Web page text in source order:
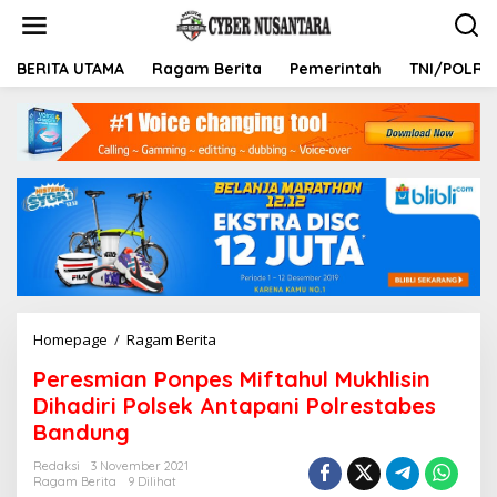
t
BERITA UTAMA Ragam Berita Pemerintah TNI/POLRI
Homepage / Ragam Berita
r
e
s
Peresmian Ponpes Miftahul Mukhlisin
Dihadiri Polsek Antapani Polrestabes
Bandung
Redaksi
3 November 2021
Ragam Berita
9 Dilihat